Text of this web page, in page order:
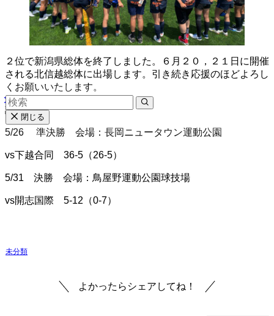
２位で新潟県総体を終了しました。６月２０，２１日に開催
される北信越総体に出場します。引き続き応援のほどよろし
くお願いいたします。
試合結果
5/26 準決勝 会場：長岡ニュータウン運動公園
vs下越合同 36-5（26-5）
5/31 決勝 会場：鳥屋野運動公園球技場
vs開志国際 5-12（0-7）
未分類
よかったらシェアしてね！
閉じる